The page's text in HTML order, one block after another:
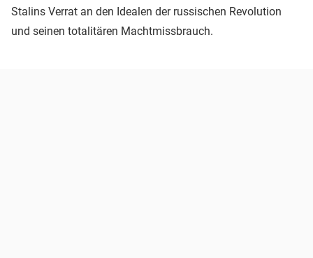
Stalins Verrat an den Idealen der russischen Revolution
und seinen totalitären Machtmissbrauch.